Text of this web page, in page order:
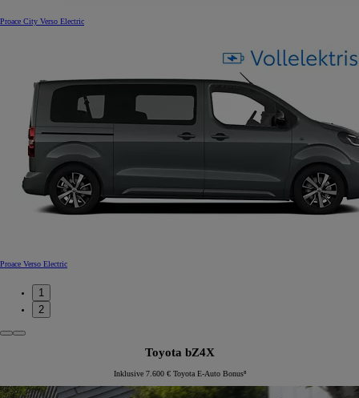
Proace City Verso Electric
Proace Verso Electric
1
2
Toyota bZ4X
Inklusive 7.600 € Toyota E-Auto Bonus⁸